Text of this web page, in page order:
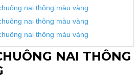
NAI THÔNG